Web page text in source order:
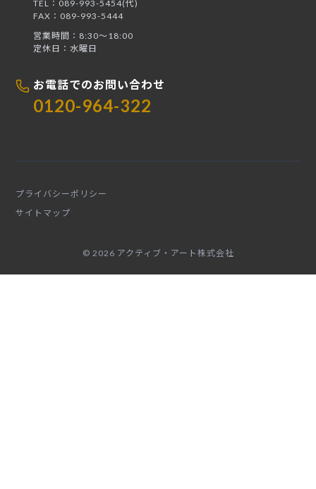
TEL：089-993-5454(代)
FAX：089-993-5444
営業時間：8:30〜18:00
定休日：水曜日
お電話でのお問い合わせ
0120-964-322
プライバシーポリシー
サイトマップ
© 2026 アクティブ・アート株式会社